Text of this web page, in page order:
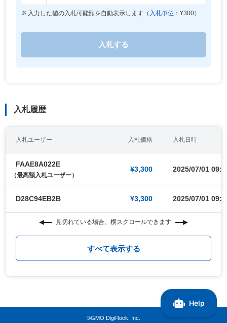
入力した値の入札可能額を自動表示します（ 入札単位 ：¥300）
入札履歴
入札ユーザー 入札価格 入札日時
FAAE8A022E
（最高額入札ユーザー）
¥3,300 2025/07/01
D28C94EB2B ¥3,300 2025/07/01
見切れている場合、横スクロールできます
すべて表示する
©GMO DigiRock, Inc.